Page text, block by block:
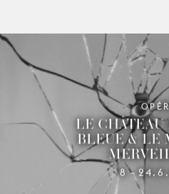
LE CHÂTEAU
BLEUE & LE
8 –